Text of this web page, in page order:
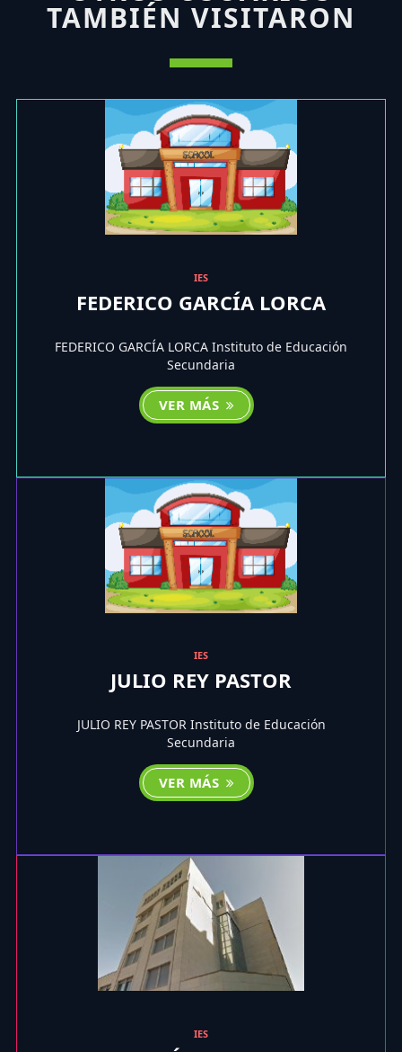
TAMBIÉN VISITARON
IES
FEDERICO GARCÍA LORCA
FEDERICO GARCÍA LORCA Instituto de Educación
Secundaria
VER MÁS
IES
JULIO REY PASTOR
JULIO REY PASTOR Instituto de Educación
Secundaria
VER MÁS
IES